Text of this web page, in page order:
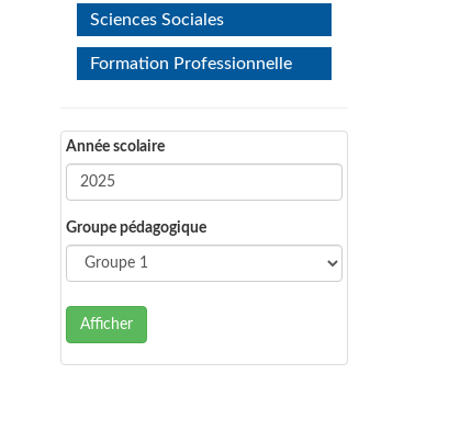
Sciences Sociales
Formation Professionnelle
Année scolaire
Groupe pédagogique
Afficher